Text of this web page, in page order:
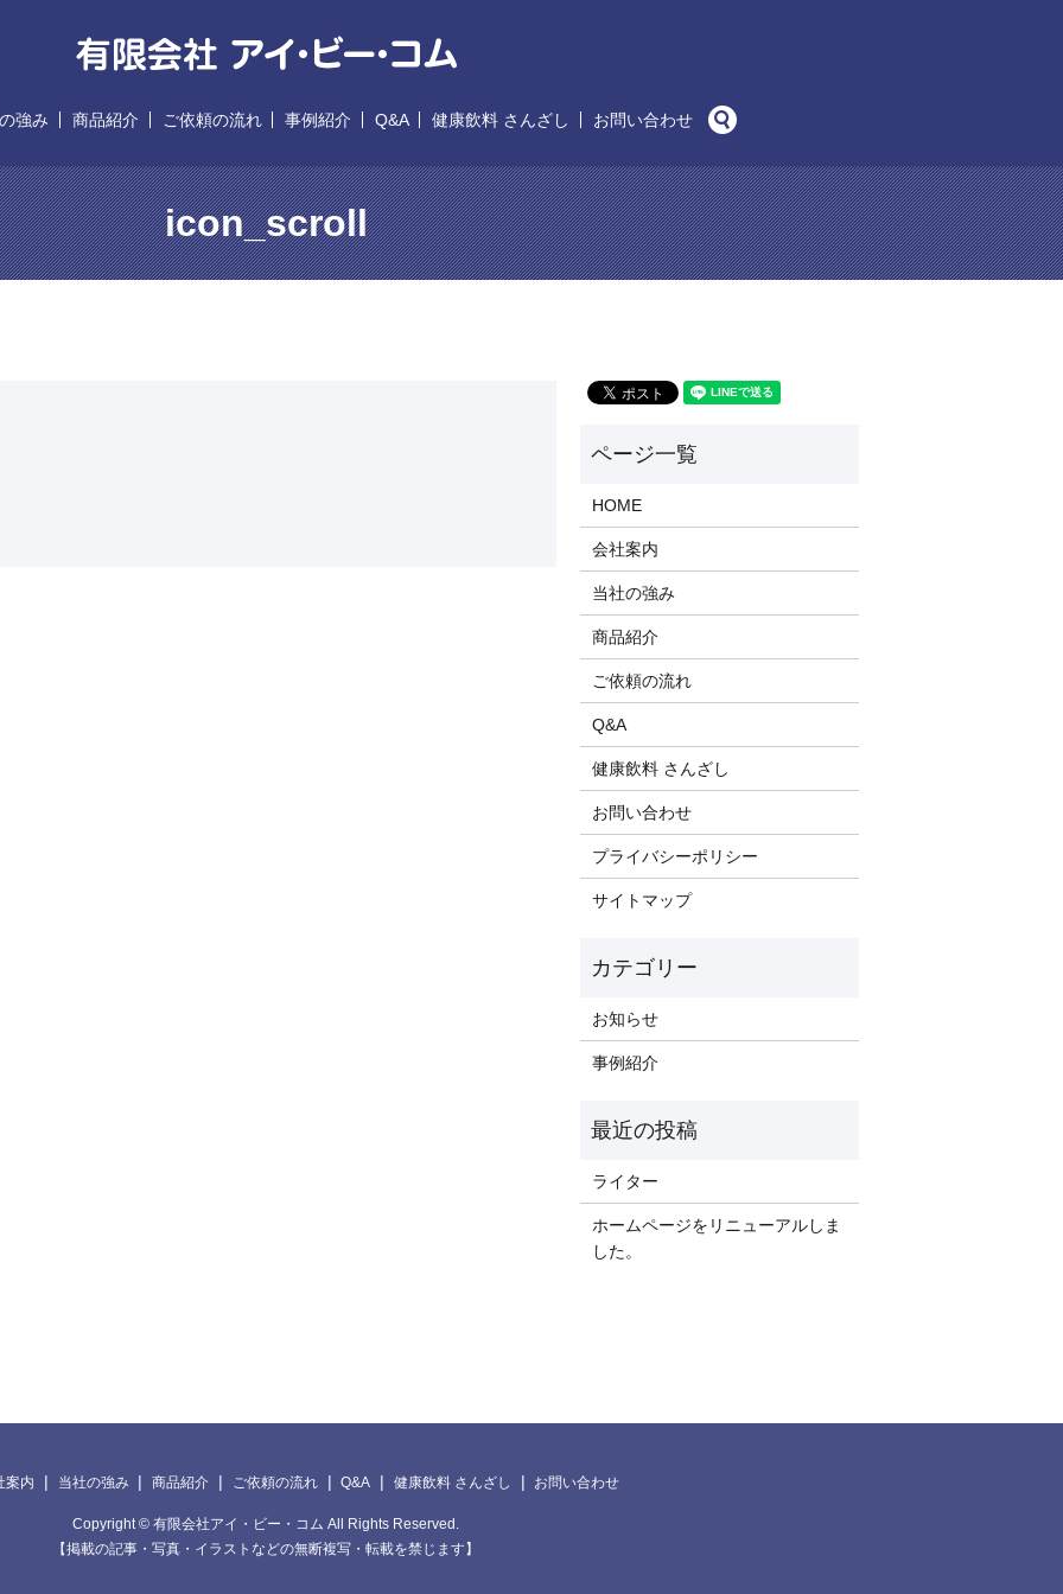
強み 商品紹介 ご依頼の流れ 事例紹介 Q&A 健康飲料 さんざし お問い合わせ
icon_scroll
HOME
会社案内
当社の強み
商品紹介
ご依頼の流れ
Q&A
健康飲料 さんざし
お問い合わせ
プライバシーポリシー
サイトマップ
お知らせ
事例紹介
ライター
ホームページをリニューアルしま
した。
案内 当社の強み 商品紹介 ご依頼の流れ Q&A 健康飲料 さんざし お問い合わせ
Copyright © 有限会社アイ・ビー・コム All Rights Reserved.
【掲載の記事・写真・イラストなどの無断複写・転載を禁じます】